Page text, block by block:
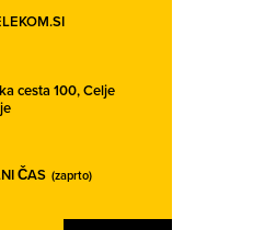
cesta 100,Celje
ČAS (zaprto)